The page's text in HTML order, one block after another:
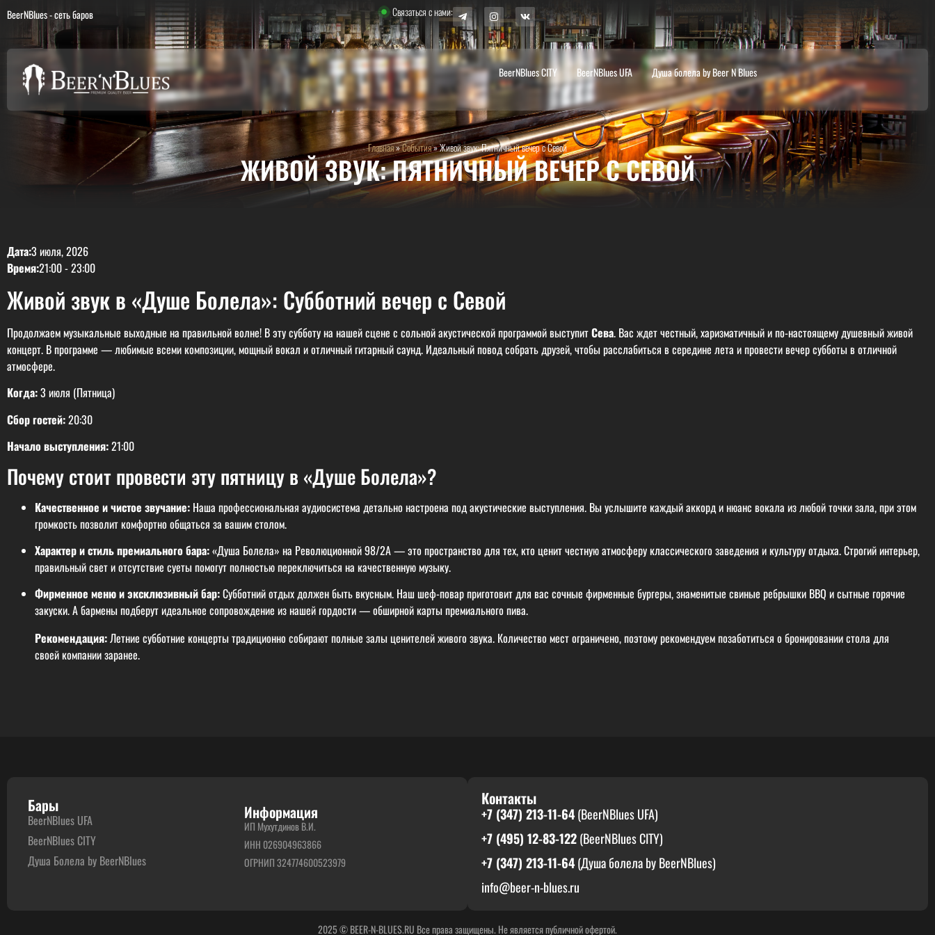
BeerNBlues - сеть баров Связаться с нами:
BeerNBlues CITY BeerNBlues UFA Душа болела by Beer N Blues
Главная»События»Живой звук: Пятничный вечер с Севой
ЖИВОЙ ЗВУК: ПЯТНИЧНЫЙ ВЕЧЕР С СЕВОЙ
Дата:3 июля, 2026
Время:21:00-23:00
Живой звук в «Душе Болела»: Субботний вечер с Севой
Продолжаем музыкальные выходные на правильной волне! В эту субботу на нашей сцене с сольной акустической программой выступитСева. Вас ждет честный, харизматичный и по-настоящему душевный живой
концерт. В программе — любимые всеми композиции, мощный вокал и отличный гитарный саунд. Идеальный повод собрать друзей, чтобы расслабиться в середине лета и провести вечер субботы в отличной
атмосфере.
Когда:3 июля (Пятница)
Сбор гостей:20:30
Начало выступления:21:00
Почему стоит провести эту пятницу в «Душе Болела»?
Качественное и чистое звучание: Наша профессиональная аудиосистема детально настроена под акустические выступления. Вы услышите каждый аккорд и нюанс вокала из любой точки зала, при этом
громкость позволит комфортно общаться за вашим столом.
Характер и стиль премиального бара:«Душа Болела» на Революционной 98/2A — это пространство для тех, кто ценит честную атмосферу классического заведения и культуру отдыха. Строгий интерьер,
правильный свет и отсутствие суеты помогут полностью переключиться на качественную музыку.
Фирменное меню и эксклюзивный бар:Субботний отдых должен быть вкусным. Наш шеф-повар приготовит для вас сочные фирменные бургеры, знаменитые свиные ребрышки BBQ и сытные горячие
закуски. А бармены подберут идеальное сопровождение из нашей гордости — обширной карты премиального пива.
Рекомендация:Летние субботние концерты традиционно собирают полные залы ценителей живого звука. Количество мест ограничено, поэтому рекомендуем позаботиться о бронировании стола для
своей компании заранее.
Бары
BeerNBlues UFA
BeerNBlues CITY
Душа Болела by BeerNBlues
Информация
ИП Мухутдинов В.И.
ИНН 026904963866
ОГРНИП 324774600523979
Контакты
+7 (347) 213-11-64(BeerNBlues UFA)
+7 (495) 12-83-122(BeerNBlues CITY)
+7 (347) 213-11-64(Душа болела by BeerNBlues)
info@beer-n-blues.ru
2025 © BEER-N-BLUES.RU Все права защищены. Не является публичной офертой.